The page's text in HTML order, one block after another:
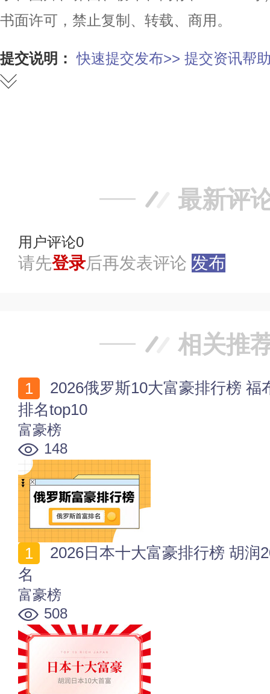
书面许可，禁止复制、转载、商用。
提交说明： 快速提交发布>> 提交资讯帮
最新评
用户评论0
请先登录后再发表评论 发布
相关推
排名top10
富豪榜
148
名
富豪榜
508